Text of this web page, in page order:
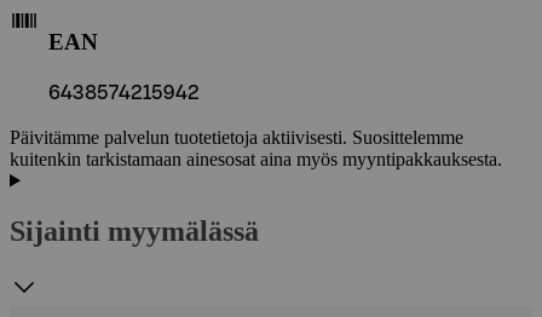
EAN
6438574215942
Päivitämme palvelun tuotetietoja aktiivisesti. Suosittelemme
kuitenkin tarkistamaan ainesosat aina myös myyntipakkauksesta.
Sijainti myymälässä